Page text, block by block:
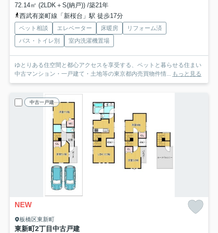
72.14㎡ (2LDK＋S(納戸)) /築21年
西武有楽町線「新桜台」駅 徒歩17分
ペット相談 エレベーター 床暖房
リフォーム済
バス・トイレ別
室内洗濯機置場
ゆとりある住空間と都心アクセスを享受する、ペットと暮らせる住まい
中古マンション・一戸建て・土地等の東京都内売買物件情...
もっと見る
中古一戸建
NEW
板橋区東新町
東新町2丁目中古戸建